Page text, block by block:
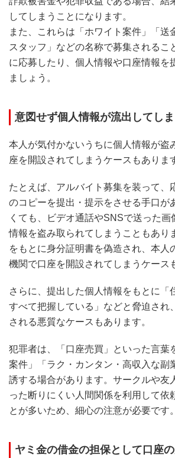
してしまうことになります。
また、これらは「ホワイト案件」「送
スタッフ」などの名称で募集されるこ
に応募したり、個人情報や口座情報を
ましょう。
意図せず個人情報が流出してし
本人が気付かないうちに個人情報が盗
座を開設されてしまうケースもありま
たとえば、アルバイト募集を装って、
のコピーを提出・提示をさせる手口が
くても、ビデオ通話やSNSで送った画
情報を盗み取られてしまうこともあり
をもとに身分証明書を偽造され、本人
機関で口座を開設されてしまうケース
さらに、提出した個人情報をもとに「
すべて把握している」などと脅迫され
される悪質なケースもあります。
犯罪者は、「口座売買」といった言葉
案件」「ラク・カンタン・高収入な副
誘する場合があります。サークルや友
った断りにくい人間関係を利用して依
とが多いため、細心の注意が必要です。
ヤミ金の借金の担保として口座